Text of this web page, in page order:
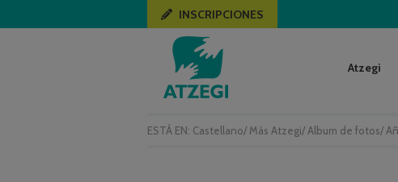
ESTÁ EN: Castellano/ Más Atzegi/ Album de fotos/
INSCRIPCIONES
Atzegi